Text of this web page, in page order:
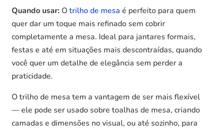
Quando usar: Otrilho de mesa é perfeito para quem
quer dar um toque mais refinado sem cobrir
completamente a mesa. Ideal para jantares formais,
festas e até em situações mais descontraídas, quando
você quer um detalhe de elegância sem perder a
praticidade.
O trilho de mesa tem a vantagem de ser mais flexível
— ele pode ser usado sobre toalhas de mesa, criando
camadas e dimensões no visual, ou até sozinho, para